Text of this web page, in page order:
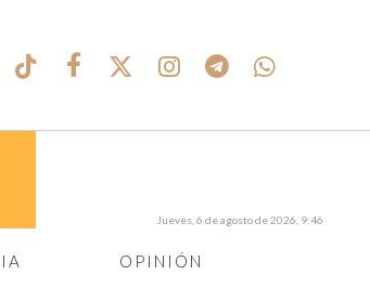
OPINIÓN
Jueves, 6 de agosto de 2026, 9:46